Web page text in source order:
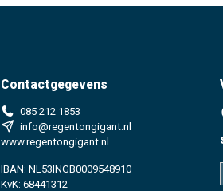
Contactgegevens
085 212 1853
info@regentongigant.nl
www.regentongigant.nl
IBAN: NL53INGB0009548910
KvK: 68441312